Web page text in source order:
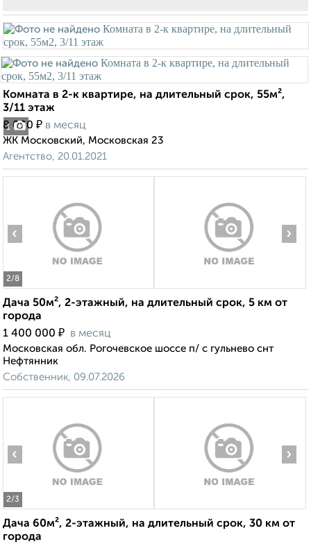
1
Комната в 2-к квартире, на длительный срок, 55м²,
3/11 этаж
8 000 ₽ в месяц
ЖК Московский, Московская 23
Агентство, 20.01.2021
2/8
‹ ›
Дача 50м², 2-этажный, на длительный срок, 5 км от
города
1 400 000 ₽ в месяц
Московская обл. Рогочевское шоссе п/ с гульнево снт
Нефтянник
Собственник, 09.07.2026
2/3
‹ ›
Дача 60м², 2-этажный, на длительный срок, 30 км от
города